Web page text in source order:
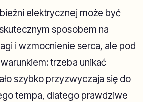
elektrycznej może być
sposobem na
i wzmocnienie serca, ale pod
trzeba unikać
szybko przyzwyczaja się do
tempa, dlatego prawdziwe